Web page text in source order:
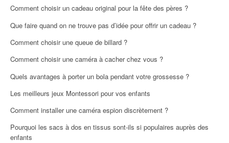
Comment choisir un cadeau original pour la fête des pères ?
Que faire quand on ne trouve pas d’idée pour offrir un cadeau ?
Comment choisir une queue de billard ?
Comment choisir une caméra à cacher chez vous ?
Quels avantages à porter un bola pendant votre grossesse ?
Les meilleurs jeux Montessori pour vos enfants
Comment installer une caméra espion discrètement ?
Pourquoi les sacs à dos en tissus sont-ils si populaires auprès des
enfants